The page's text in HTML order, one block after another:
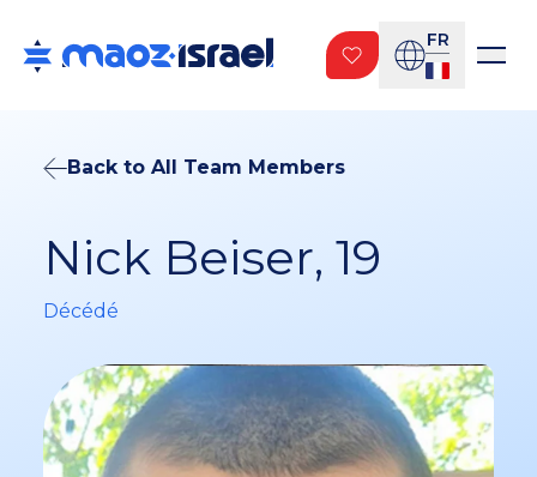
FR
Back to All Team Members
Nick Beiser, 19
Décédé